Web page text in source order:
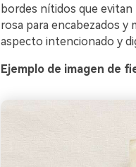
bordes nítidos que evitan
rosa para encabezados y
aspecto intencionado y
Ejemplo de imagen de